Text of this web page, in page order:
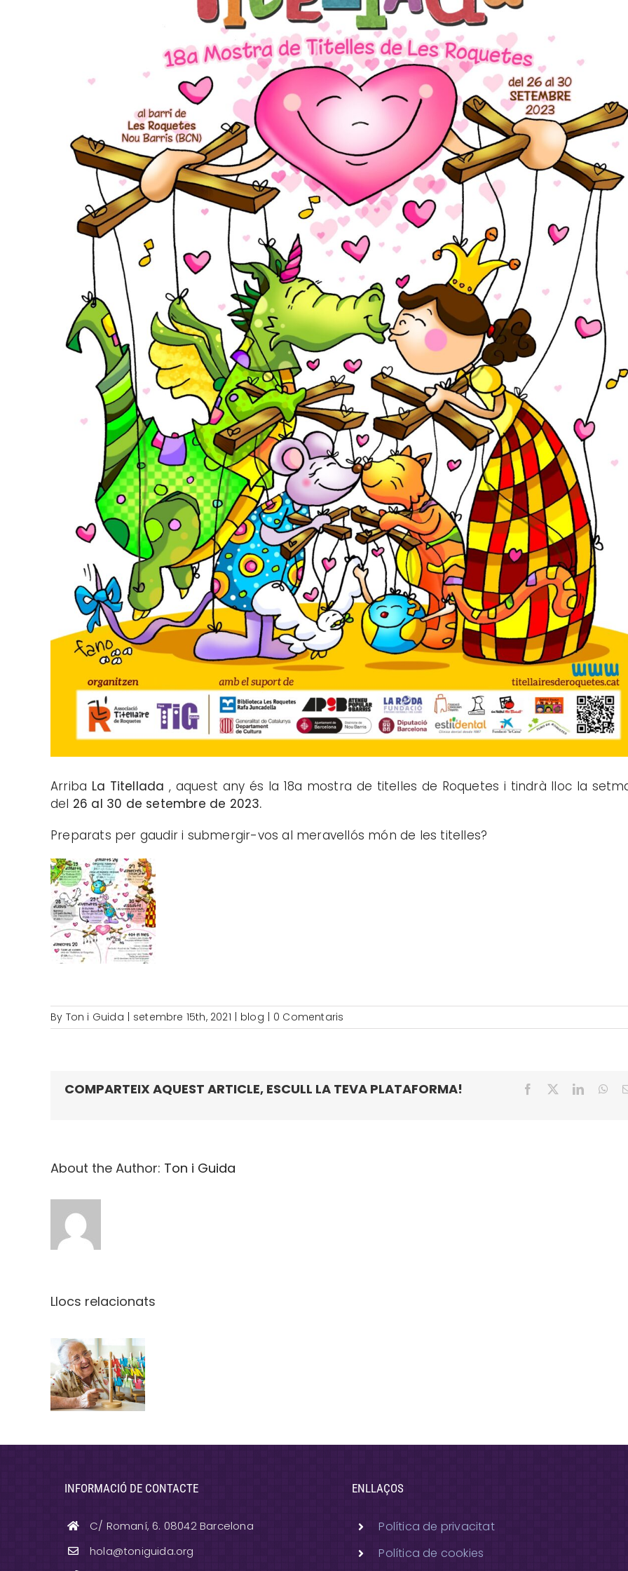
Arriba La Titellada, aquest any és la 18a mostra de titelles de Roquetes i tindrà lloc la
del 26 al 30 de setembre de 2023.
Preparats per gaudir i submergir-vos al meravellós món de les titelles?
By Ton i Guida setembre 15th, 2021 blog 0 Comentaris
COMPARTEIX AQUEST ARTICLE, ESCULL LA TEVA PLATAFORMA! Facebook LinkedIn
About the Author: Ton i Guida
Llocs relacionats
Canals,
Fundadora
de l’Escola
Ton i
INFORMACIÓ DE CONTACTE
C/ Romaní, 6. 08042 Barcelona
hola@toniguida.org
ENLLAÇOS
Política de privacitat
Política de cookies